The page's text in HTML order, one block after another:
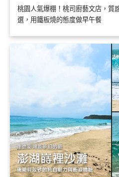
桃園人氣爆棚！桃司廚藝文店，質
選，用鐵板燒的態度做早午餐